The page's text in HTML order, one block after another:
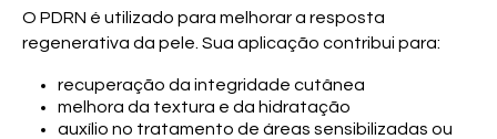
O PDRN é utilizado para melhorar a resposta
regenerativa da pele. Sua aplicação contribui para:
recuperação da integridade cutânea
melhora da textura e da hidratação
auxílio no tratamento de áreas sensibilizadas ou